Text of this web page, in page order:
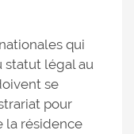
qui
statut légal au
se
pour
la résidence